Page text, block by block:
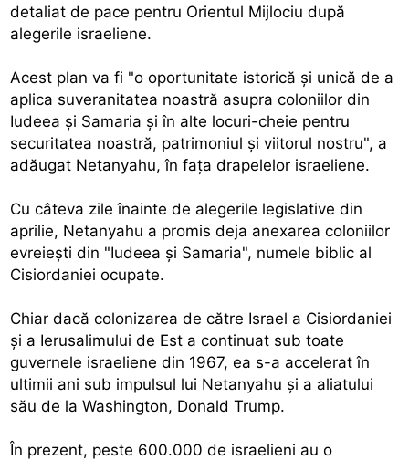
detaliat de pace pentru Orientul Mijlociu după
alegerile israeliene.
Acest plan va fi "o oportunitate istorică şi unică de a
aplica suveranitatea noastră asupra coloniilor din
Iudeea şi Samaria şi în alte locuri-cheie pentru
securitatea noastră, patrimoniul şi viitorul nostru", a
adăugat Netanyahu, în faţa drapelelor israeliene.
Cu câteva zile înainte de alegerile legislative din
aprilie, Netanyahu a promis deja anexarea coloniilor
evreieşti din "Iudeea şi Samaria", numele biblic al
Cisiordaniei ocupate.
Chiar dacă colonizarea de către Israel a Cisiordaniei
şi a Ierusalimului de Est a continuat sub toate
guvernele israeliene din 1967, ea s-a accelerat în
ultimii ani sub impulsul lui Netanyahu şi a aliatului
său de la Washington, Donald Trump.
În prezent, peste 600.000 de israelieni au o